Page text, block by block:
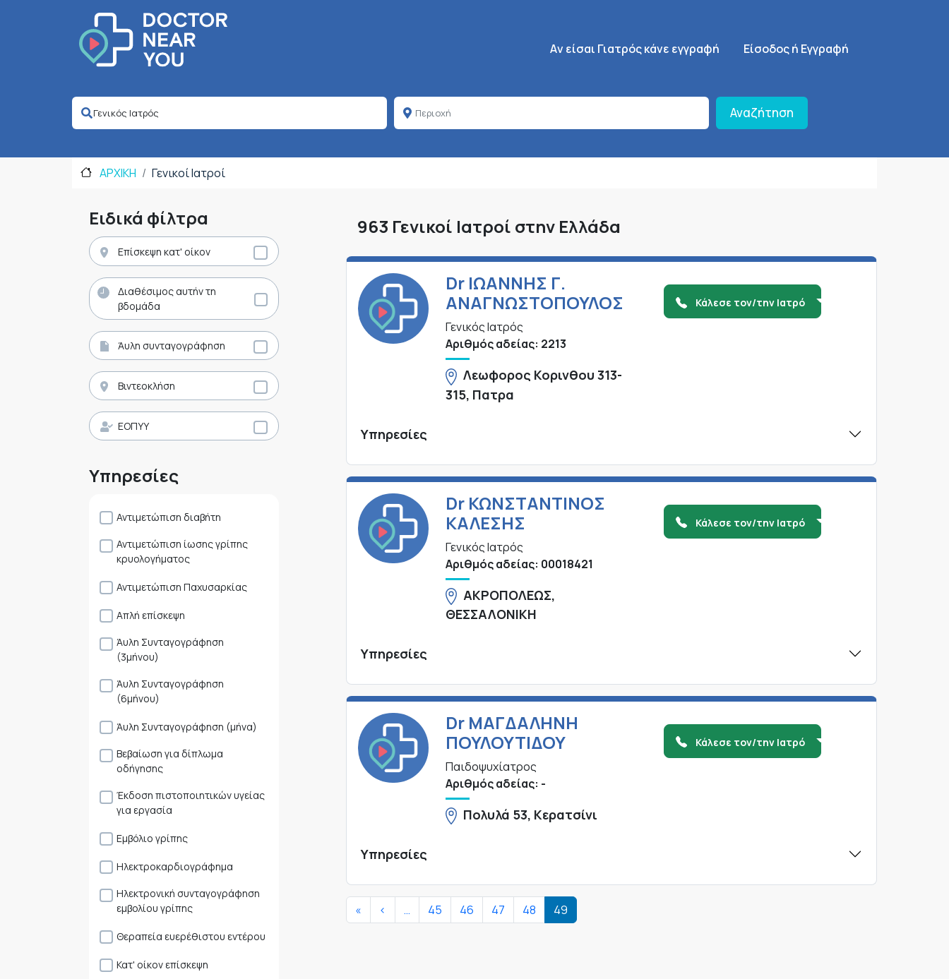
Κεντρική πλοήγηση
Aν είσαι Γιατρός κάνε εγγραφή SignUp Menu
Είσοδος ή Εγγραφή
Αναζήτηση
ΑΡΧΙΚΗ Γενικοί Ιατροί
Ειδικά φίλτρα
Επίσκεψη κατ' οίκον
Διαθέσιμος αυτήν τη
βδομάδα
Άυλη συνταγογράφηση
Βιντεοκλήση
ΕΟΠΥΥ
Υπηρεσίες
Αντιμετώπιση διαβήτη
Αντιμετώπιση ίωσης γρίπης
κρυολογήματος
Αντιμετώπιση Παχυσαρκίας
Απλή επίσκεψη
Άυλη Συνταγογράφηση
(3μήνου)
Άυλη Συνταγογράφηση
(6μήνου)
Άυλη Συνταγογράφηση (μήνα)
Βεβαίωση για δίπλωμα
οδήγησης
Έκδοση πιστοποιητικών υγείας
για εργασία
Εμβόλιο γρίπης
Ηλεκτροκαρδιογράφημα
Ηλεκτρονική συνταγογράφηση
εμβολίου γρίπης
Θεραπεία ευερέθιστου εντέρου
Κατ' οίκον επίσκεψη
963 Γενικοί Ιατροί στην Ελλάδα
Dr ΙΩΑΝΝΗΣ Γ.
ΑΝΑΓΝΩΣΤΟΠΟΥΛΟΣ
Γενικός Ιατρός
Αριθμός αδείας: 2213
Λεωφορος Κορινθου 313-
315, Πατρα
Κάλεσε τον/την Ιατρό
Υπηρεσίες
Dr ΚΩΝΣΤΑΝΤΙΝΟΣ
ΚΑΛΕΣΗΣ
Γενικός Ιατρός
Αριθμός αδείας: 00018421
ΑΚΡΟΠΟΛΕΩΣ,
ΘΕΣΣΑΛΟΝΙΚΗ
Κάλεσε τον/την Ιατρό
Υπηρεσίες
Dr ΜΑΓΔΑΛΗΝΗ
ΠΟΥΛΟΥΤΙΔΟΥ
Παιδοψυχίατρος
Αριθμός αδείας: -
Πολυλά 53, Κερατσίνι
Κάλεσε τον/την Ιατρό
Υπηρεσίες
Σελιδοποίηση
« First page
< Προηγούμενη σελίδα
… 45 46 47 48 49